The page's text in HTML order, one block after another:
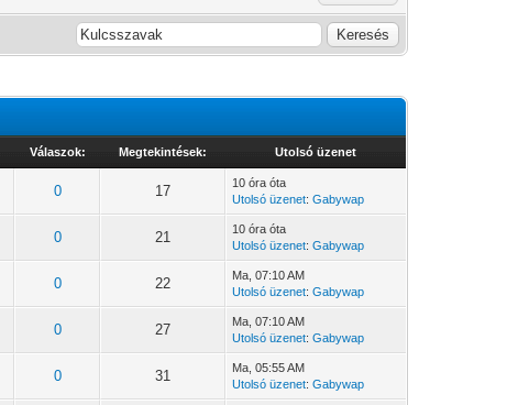
Válaszok: Megtekintések: Utolsó üzenet
0 17
10 óra óta
Utolsó üzenet:Gabywap
0 21
10 óra óta
Utolsó üzenet:Gabywap
0 22 Ma , 07:10 AM
Utolsó üzenet:Gabywap
0 27 Ma , 07:10 AM
Utolsó üzenet:Gabywap
0 31 Ma , 05:55 AM
Utolsó üzenet:Gabywap